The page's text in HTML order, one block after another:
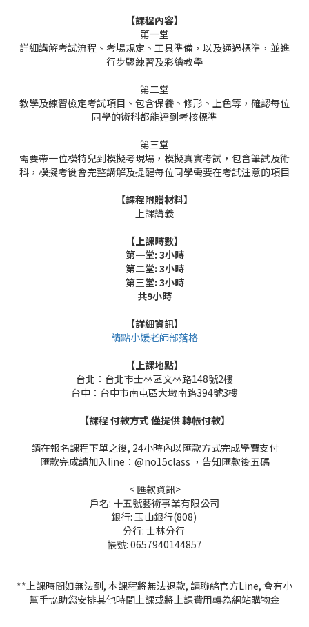
【課程內容】
第一堂
詳細講解考試流程、考場規定、工具準備，以及通過標準，並進
行步驟練習及彩繪教學
第二堂
教學及練習檢定考試項目、包含保養、修形、上色等，確認每位
同學的術科都能達到考核標準
第三堂
需要帶一位模特兒到模擬考現場，模擬真實考試，包含筆試及術
科，模擬考後會完整講解及提醒每位同學需要在考試注意的項目
【課程附贈材料】
上課講義
【上課時數】
第一堂: 3小時
第二堂: 3小時
第三堂: 3小時
共9小時
【詳細資訊】
請點小媛老師部落格
【上課地點】
台北：台北市士林區文林路148號2樓
台中：台中市南屯區大墩南路394號3樓
【課程 付款方式 僅提供 轉帳付款】
請在報名課程下單之後, 24小時內以匯款方式完成學費支付
匯款完成請加入line：@no15class ，告知匯款後五碼
< 匯款資訊>
戶名: 十五號藝術事業有限公司
銀行: 玉山銀行(808)
分行: 士林分行
帳號: 0657940144857
**上課時間如無法到, 本課程將無法退款, 請聯絡官方Line, 會有小
幫手協助您安排其他時間上課或將上課費用轉為網站購物金